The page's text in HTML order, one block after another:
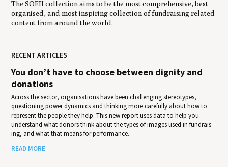
The SOFII collection aims to be the most comprehensive, best
organised, and most inspiring collection of fundraising related
content from around the world.
RECENT ARTICLES
You don’t have to choose between dignity and
donations
Across the sector, organisations have been challenging stereotypes,
questioning power dynamics and thinking more carefully about how to
represent the people they help. This new report uses data to help you
under­stand what donors think about the types of images used in fundrais­
ing, and what that means for per­for­mance.
READ MORE